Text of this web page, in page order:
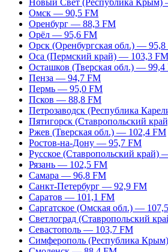
Новый Свет (Республика Крым)
Омск — 90,5 FM
Оренбург — 88,3 FM
Орёл — 95,6 FM
Орск (Оренбургская обл.) — 95,8
Оса (Пермский край) — 103,3 FM
Осташков (Тверская обл.) — 99,4
Пенза — 94,7 FM
Пермь — 95,0 FM
Псков — 88,8 FM
Петрозаводск (Республика
Пятигорск (Ставропольский
Ржев (Тверская обл.) — 102,4 FM
Ростов-на-Дону — 95,7 FM
Русское (Ставропольский край)
Рязань — 102,5 FM
Самара — 96,8 FM
Санкт-Петербург — 92,9 FM
Саратов — 101,1 FM
Саргатское (Омская обл.) —
Светлоград (Ставропольский
Севастополь — 103,7 FM
Симферополь (Республика